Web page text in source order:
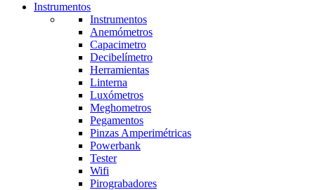
Instrumentos
Instrumentos
Anemómetros
Capacimetro
Decibelímetro
Herramientas
Linterna
Luxómetros
Meghometros
Pegamentos
Pinzas Amperimétricas
Powerbank
Tester
Wifi
Pirograbadores